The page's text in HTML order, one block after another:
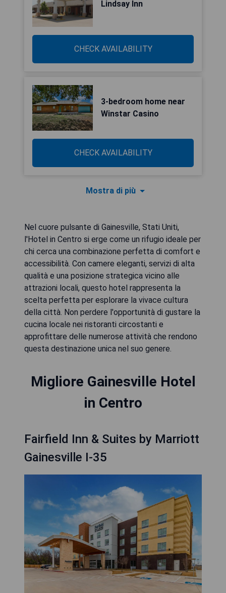
Lindsay Inn
CHECK AVAILABILITY
3-bedroom home near
Winstar Casino
CHECK AVAILABILITY
Mostra di più
Nel cuore pulsante di Gainesville, Stati Uniti,
l'Hotel in Centro si erge come un rifugio ideale per
chi cerca una combinazione perfetta di comfort e
accessibilità. Con camere eleganti, servizi di alta
qualità e una posizione strategica vicino alle
attrazioni locali, questo hotel rappresenta la
scelta perfetta per esplorare la vivace cultura
della città. Non perdere l'opportunità di gustare la
cucina locale nei ristoranti circostanti e
approfittare delle numerose attività che rendono
questa destinazione unica nel suo genere.
Migliore Gainesville Hotel
in Centro
Fairfield Inn & Suites by Marriott
Gainesville I-35